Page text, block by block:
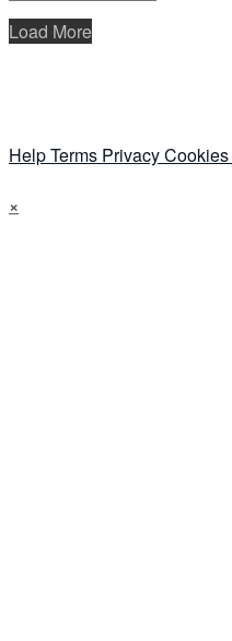
Load More
HelpTerms PrivacyCookies
×